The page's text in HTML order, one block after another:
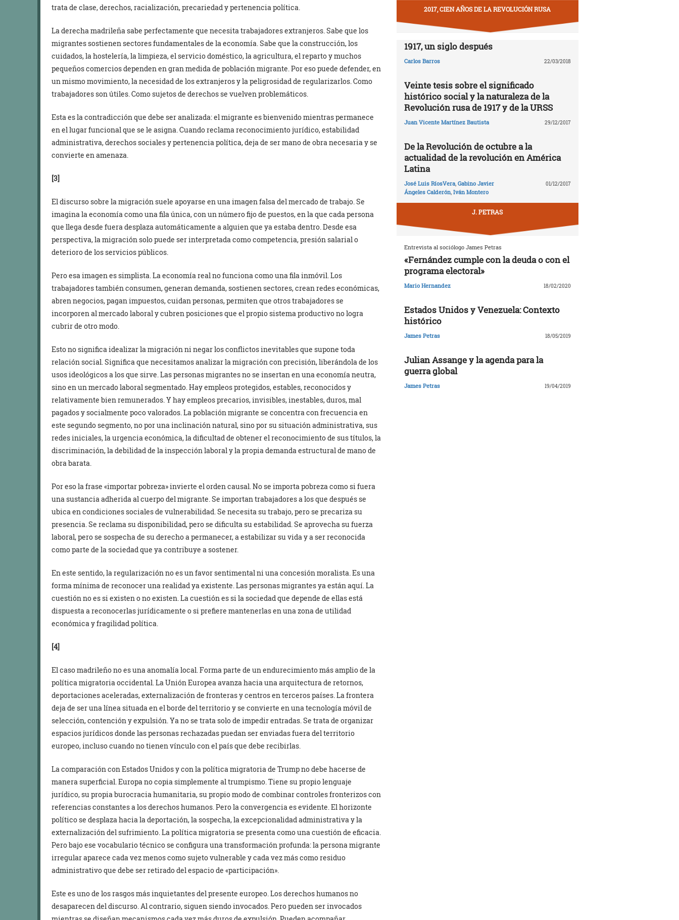
trata de clase, derechos, racialización, precariedad y pertenencia política.
La derecha madrileña sabe perfectamente que necesita trabajadores extranjeros. Sabe que los
migrantes sostienen sectores fundamentales de la economía. Sabe que la construcción, los
cuidados, la hostelería, la limpieza, el servicio doméstico, la agricultura, el reparto y muchos
pequeños comercios dependen en gran medida de población migrante. Por eso puede defender, en
un mismo movimiento, la necesidad de los extranjeros y la peligrosidad de regularizarlos. Como
trabajadores son útiles. Como sujetos de derechos se vuelven problemáticos.
Esta es la contradicción que debe ser analizada: el migrante es bienvenido mientras permanece
en el lugar funcional que se le asigna. Cuando reclama reconocimiento jurídico, estabilidad
administrativa, derechos sociales y pertenencia política, deja de ser mano de obra necesaria y se
convierte en amenaza.
[3]
El discurso sobre la migración suele apoyarse en una imagen falsa del mercado de trabajo. Se
imagina la economía como una fila única, con un número fijo de puestos, en la que cada persona
que llega desde fuera desplaza automáticamente a alguien que ya estaba dentro. Desde esa
perspectiva, la migración solo puede ser interpretada como competencia, presión salarial o
deterioro de los servicios públicos.
Pero esa imagen es simplista. La economía real no funciona como una fila inmóvil. Los
trabajadores también consumen, generan demanda, sostienen sectores, crean redes económicas,
abren negocios, pagan impuestos, cuidan personas, permiten que otros trabajadores se
incorporen al mercado laboral y cubren posiciones que el propio sistema productivo no logra
cubrir de otro modo.
Esto no significa idealizar la migración ni negar los conflictos inevitables que supone toda
relación social. Significa que necesitamos analizar la migración con precisión, liberándola de los
usos ideológicos a los que sirve. Las personas migrantes no se insertan en una economía neutra,
sino en un mercado laboral segmentado. Hay empleos protegidos, estables, reconocidos y
relativamente bien remunerados. Y hay empleos precarios, invisibles, inestables, duros, mal
pagados y socialmente poco valorados. La población migrante se concentra con frecuencia en
este segundo segmento, no por una inclinación natural, sino por su situación administrativa, sus
redes iniciales, la urgencia económica, la dificultad de obtener el reconocimiento de sus títulos, la
discriminación, la debilidad de la inspección laboral y la propia demanda estructural de mano de
obra barata.
Por eso la frase «importar pobreza» invierte el orden causal. No se importa pobreza como si fuera
una sustancia adherida al cuerpo del migrante. Se importan trabajadores a los que después se
ubica en condiciones sociales de vulnerabilidad. Se necesita su trabajo, pero se precariza su
presencia. Se reclama su disponibilidad, pero se dificulta su estabilidad. Se aprovecha su fuerza
laboral, pero se sospecha de su derecho a permanecer, a estabilizar su vida y a ser reconocida
como parte de la sociedad que ya contribuye a sostener.
En este sentido, la regularización no es un favor sentimental ni una concesión moralista. Es una
forma mínima de reconocer una realidad ya existente. Las personas migrantes ya están aquí. La
cuestión no es si existen o no existen. La cuestión es si la sociedad que depende de ellas está
dispuesta a reconocerlas jurídicamente o si prefiere mantenerlas en una zona de utilidad
económica y fragilidad política.
[4]
El caso madrileño no es una anomalía local. Forma parte de un endurecimiento más amplio de la
política migratoria occidental. La Unión Europea avanza hacia una arquitectura de retornos,
deportaciones aceleradas, externalización de fronteras y centros en terceros países. La frontera
deja de ser una línea situada en el borde del territorio y se convierte en una tecnología móvil de
selección, contención y expulsión. Ya no se trata solo de impedir entradas. Se trata de organizar
espacios jurídicos donde las personas rechazadas puedan ser enviadas fuera del territorio
europeo, incluso cuando no tienen vínculo con el país que debe recibirlas.
La comparación con Estados Unidos y con la política migratoria de Trump no debe hacerse de
manera superficial. Europa no copia simplemente al trumpismo. Tiene su propio lenguaje
jurídico, su propia burocracia humanitaria, su propio modo de combinar controles fronterizos con
referencias constantes a los derechos humanos. Pero la convergencia es evidente. El horizonte
político se desplaza hacia la deportación, la sospecha, la excepcionalidad administrativa y la
externalización del sufrimiento. La política migratoria se presenta como una cuestión de eficacia.
Pero bajo ese vocabulario técnico se configura una transformación profunda: la persona migrante
irregular aparece cada vez menos como sujeto vulnerable y cada vez más como residuo
administrativo que debe ser retirado del espacio de «participación».
Este es uno de los rasgos más inquietantes del presente europeo. Los derechos humanos no
desaparecen del discurso. Al contrario, siguen siendo invocados. Pero pueden ser invocados
2017, CIEN AÑOS DE LA REVOLUCIÓN RUSA
1917, un siglo después
Carlos Barros 22/03/2018
Veinte tesis sobre el significado
histórico social y la naturaleza de la
Revolución rusa de 1917 y de la URSS
Juan Vicente Martínez Bautista 29/12/2017
De la Revolución de octubre a la
actualidad de la revolución en América
Latina
José Luis RíosVera, Gabino Javier
Ángeles Calderón, Iván Montero
01/12/2017
J. PETRAS
Entrevista al sociólogo James Petras
«Fernández cumple con la deuda o con el
programa electoral»
Mario Hernandez 18/02/2020
Estados Unidos y Venezuela: Contexto
histórico
James Petras 18/05/2019
Julian Assange y la agenda para la
guerra global
James Petras 19/04/2019